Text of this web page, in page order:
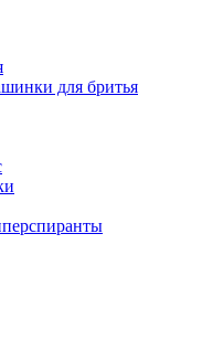
для бритья